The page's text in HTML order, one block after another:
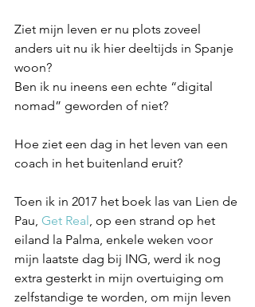
Ziet mijn leven er nu plots zoveel
anders uit nu ik hier deeltijds in Spanje
woon?
Ben ik nu ineens een echte “digital
nomad” geworden of niet?
Hoe ziet een dag in het leven van een
coach in het buitenland eruit?
Toen ik in 2017 het boek las van Lien de
Pau, Get Real , op een strand op het
eiland la Palma, enkele weken voor
mijn laatste dag bij ING, werd ik nog
extra gesterkt in mijn overtuiging om
zelfstandige te worden, om mijn leven